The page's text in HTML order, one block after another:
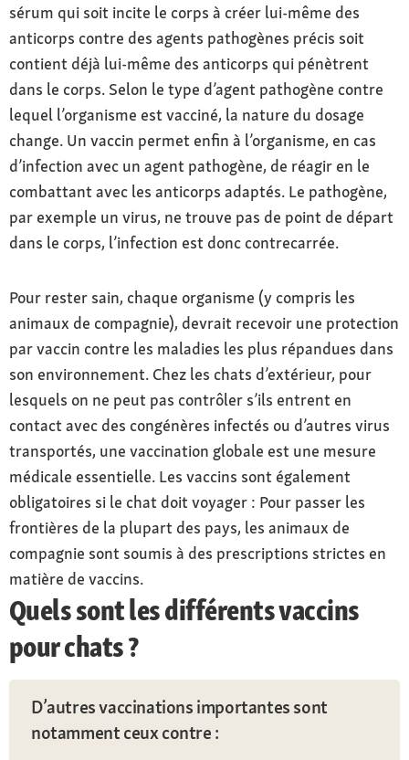
sérum qui soit incite le corps à créer lui-même des
anticorps contre des agents pathogènes précis soit
contient déjà lui-même des anticorps qui pénètrent
dans le corps. Selon le type d’agent pathogène contre
lequel l’organisme est vacciné, la nature du dosage
change. Un vaccin permet enfin à l’organisme, en cas
d’infection avec un agent pathogène, de réagir en le
combattant avec les anticorps adaptés. Le pathogène,
par exemple un virus, ne trouve pas de point de départ
dans le corps, l’infection est donc contrecarrée.
Pour rester sain, chaque organisme (y compris les
animaux de compagnie), devrait recevoir une protection
par vaccin contre les maladies les plus répandues dans
son environnement. Chez les chats d’extérieur, pour
lesquels on ne peut pas contrôler s’ils entrent en
contact avec des congénères infectés ou d’autres virus
transportés, une vaccination globale est une mesure
médicale essentielle. Les vaccins sont également
obligatoires si le chat doit voyager : Pour passer les
frontières de la plupart des pays, les animaux de
compagnie sont soumis à des prescriptions strictes en
matière de vaccins.
Quels sont les différents vaccins
pour chats ?
D’autres vaccinations importantes sont
notamment ceux contre :